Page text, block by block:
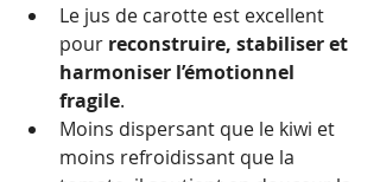
Le jus de carotte est excellent
pour reconstruire, stabiliser et
harmoniser l’émotionnel
fragile.
Moins dispersant que le kiwi et
moins refroidissant que la